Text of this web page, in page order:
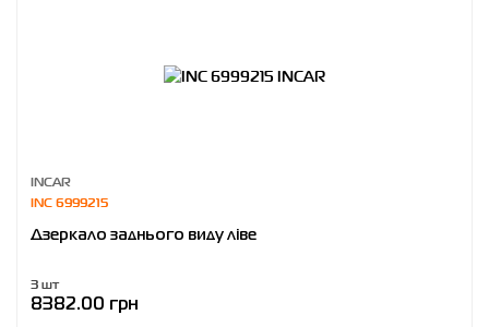
INCAR
INC 6999215
Дзеркало заднього виду ліве
3 шт
8382.00 грн